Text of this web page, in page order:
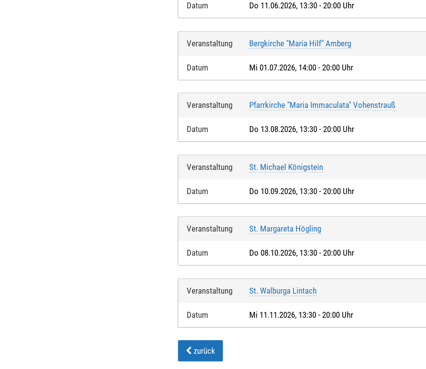
Datum Do 11.06.2026, 13:30 - 20:00 Uhr
Veranstaltung Bergkirche "Maria Hilf" Amberg
Datum Mi 01.07.2026, 14:00 - 20:00 Uhr
Veranstaltung Pfarrkirche "Maria Immaculata" Vohenstrauß
Datum Do 13.08.2026, 13:30 - 20:00 Uhr
Veranstaltung St. Michael Königstein
Datum Do 10.09.2026, 13:30 - 20:00 Uhr
Veranstaltung St. Margareta Högling
Datum Do 08.10.2026, 13:30 - 20:00 Uhr
Veranstaltung St. Walburga Lintach
Datum Mi 11.11.2026, 13:30 - 20:00 Uhr
zurück